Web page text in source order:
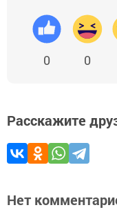
0 0
Расскажите
Нет